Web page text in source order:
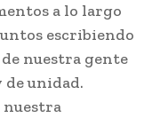
a lo largo
escribiendo
nuestra gente
de unidad.
nuestra